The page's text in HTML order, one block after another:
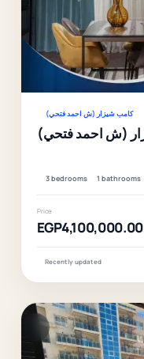
كامب شيزار (ش احمد فتحي)
3 bedrooms 1 bathrooms
Price
EGP4,100,000.00
Recently updated